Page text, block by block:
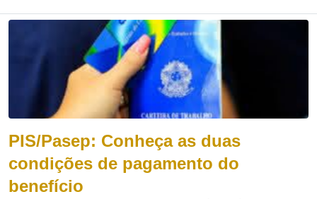
PIS/Pasep: Conheça as duas
condições de pagamento do
benefício